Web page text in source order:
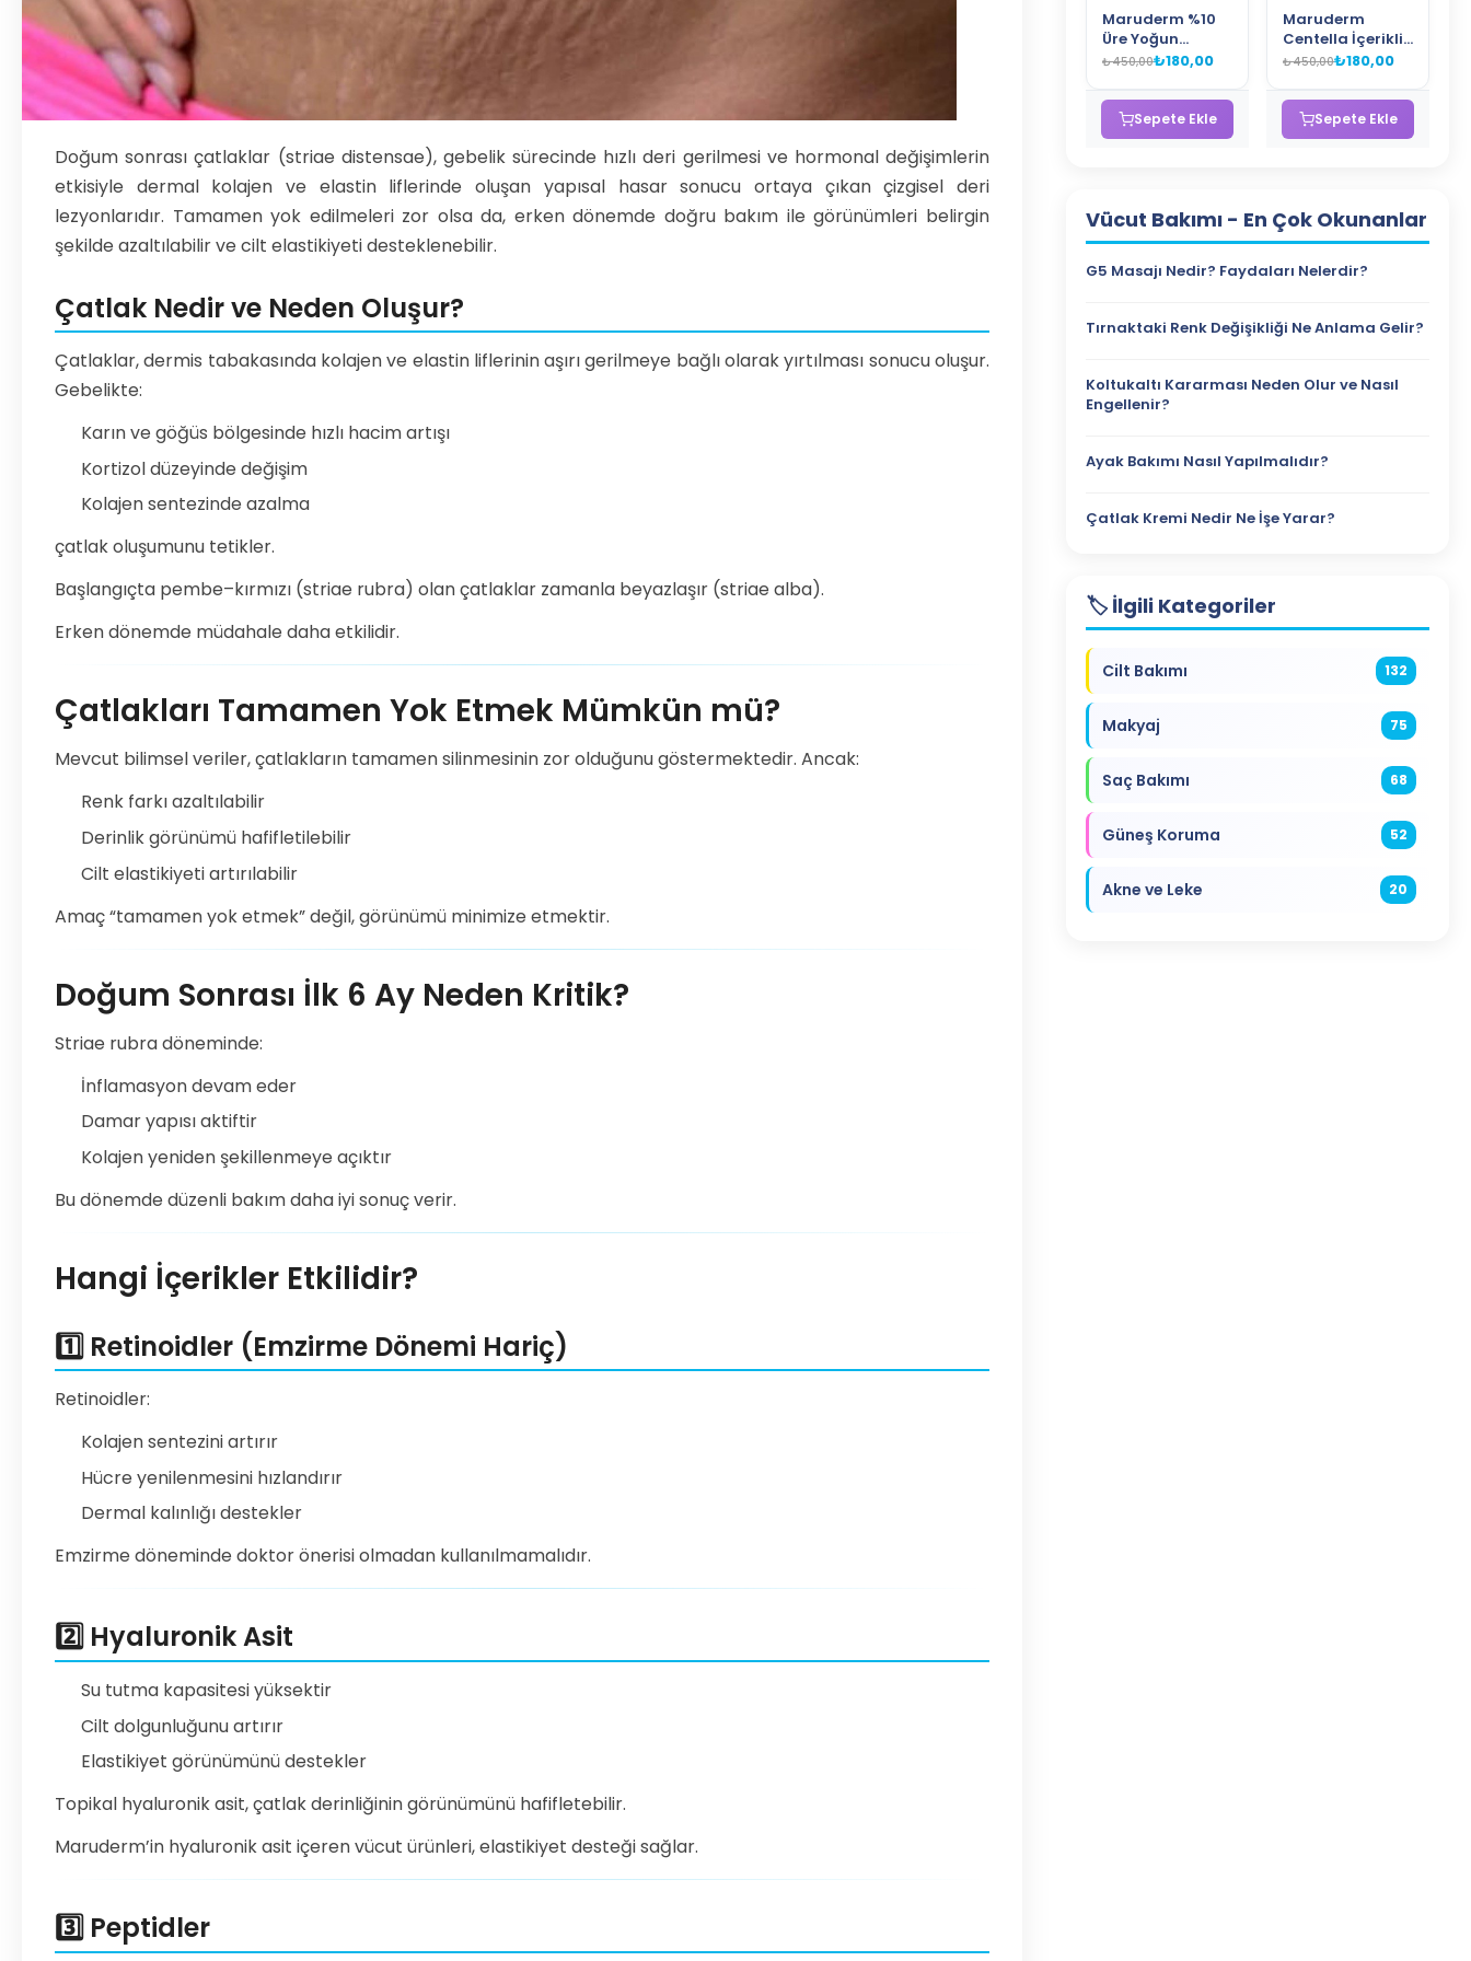
Doğum sonrası çatlaklar (striae distensae), gebelik sürecinde hızlı deri gerilmesi ve hormonal değişimlerin
etkisiyle dermal kolajen ve elastin liflerinde oluşan yapısal hasar sonucu ortaya çıkan çizgisel deri
lezyonlarıdır. Tamamen yok edilmeleri zor olsa da, erken dönemde doğru bakım ile görünümleri belirgin
şekilde azaltılabilir ve cilt elastikiyeti desteklenebilir.
Çatlak Nedir ve Neden Oluşur?
Çatlaklar, dermis tabakasında kolajen ve elastin liflerinin aşırı gerilmeye bağlı olarak yırtılması sonucu oluşur.
Gebelikte:
Karın ve göğüs bölgesinde hızlı hacim artışı
Kortizol düzeyinde değişim
Kolajen sentezinde azalma
çatlak oluşumunu tetikler.
Başlangıçta pembe–kırmızı (striae rubra) olan çatlaklar zamanla beyazlaşır (striae alba).
Erken dönemde müdahale daha etkilidir.
Çatlakları Tamamen Yok Etmek Mümkün mü?
Mevcut bilimsel veriler, çatlakların tamamen silinmesinin zor olduğunu göstermektedir. Ancak:
Renk farkı azaltılabilir
Derinlik görünümü hafifletilebilir
Cilt elastikiyeti artırılabilir
Amaç “tamamen yok etmek” değil, görünümü minimize etmektir.
Doğum Sonrası İlk 6 Ay Neden Kritik?
Striae rubra döneminde:
İnflamasyon devam eder
Damar yapısı aktiftir
Kolajen yeniden şekillenmeye açıktır
Bu dönemde düzenli bakım daha iyi sonuç verir.
Hangi İçerikler Etkilidir?
1️⃣ Retinoidler (Emzirme Dönemi Hariç)
Retinoidler:
Kolajen sentezini artırır
Hücre yenilenmesini hızlandırır
Dermal kalınlığı destekler
Emzirme döneminde doktor önerisi olmadan kullanılmamalıdır.
2️⃣ Hyaluronik Asit
Su tutma kapasitesi yüksektir
Cilt dolgunluğunu artırır
Elastikiyet görünümünü destekler
Topikal hyaluronik asit, çatlak derinliğinin görünümünü hafifletebilir.
Maruderm’in hyaluronik asit içeren vücut ürünleri, elastikiyet desteği sağlar.
3️⃣ Peptidler
Maruderm %10
Üre Yoğun
Nemlendirici
Çok Kuru ve
Pürüzlü Ciltler
İçin Nemlendirici
₺450,00₺180,00
Sepete Ekle
Maruderm
Centella İçerikli
Vücut Kremi –
Fermente Yeşil
Çay Yağı İçeren
Yatıştırıcı
₺450,00₺180,00
Sepete Ekle
Vücut Bakımı - En Çok Okunanlar
G5 Masajı Nedir? Faydaları Nelerdir?
Tırnaktaki Renk Değişikliği Ne Anlama Gelir?
Koltukaltı Kararması Neden Olur ve Nasıl
Engellenir?
Ayak Bakımı Nasıl Yapılmalıdır?
Çatlak Kremi Nedir Ne İşe Yarar?
🏷️ İlgili Kategoriler
Cilt Bakımı 132
Makyaj 75
Saç Bakımı 68
Güneş Koruma 52
Akne ve Leke 20